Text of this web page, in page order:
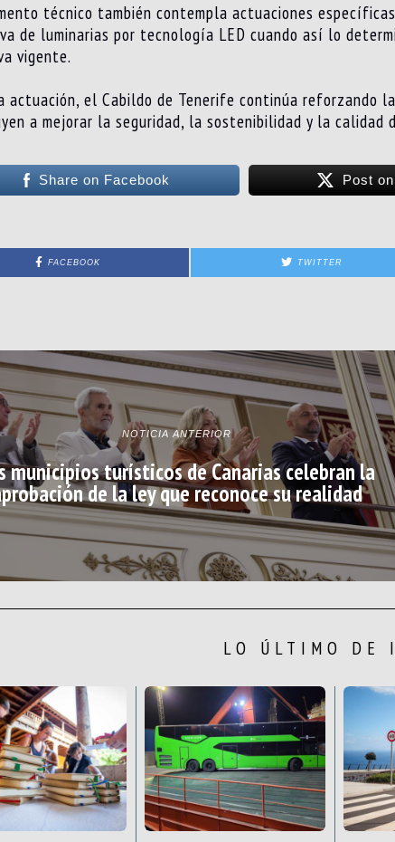
técnico también contempla actuaciones
de luminarias por tecnología LED cuando así lo
vigente.
actuación, el Cabildo de Tenerife continúa reforzando
a mejorar la seguridad, la sostenibilidad y la
Share on Facebook Post
FACEBOOK TWITTER
NOTICIA ANTERIOR
municipios turísticos de Canarias celebran la
de la ley que reconoce su realidad
LO ÚLTIMO DE